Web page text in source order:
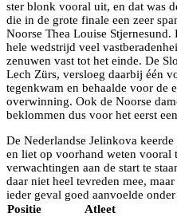
ster blonk vooral uit, en dat was
die in de grote finale een zeer
Noorse Thea Louise Stjernesund.
hele wedstrijd veel
zenuwen vast tot het einde. De
Lech Zürs, versloeg daarbij één
tegenkwam en behaalde voor de
overwinning. Ook de Noorse
beklommen dus voor het eerst
De Nederlandse Jelinkova
en liet op voorhand weten vooral
verwachtingen aan de start te
daar niet heel tevreden mee,
ieder geval goed aanvoelde
Positie
Atleet